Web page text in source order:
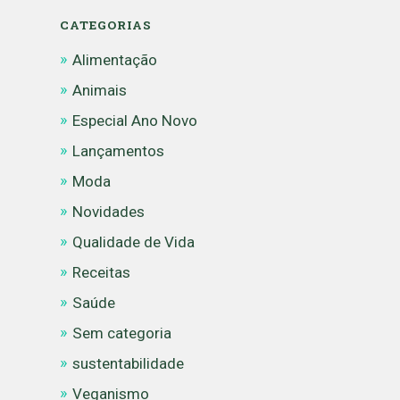
CATEGORIAS
Alimentação
Animais
Especial Ano Novo
Lançamentos
Moda
Novidades
Qualidade de Vida
Receitas
Saúde
Sem categoria
sustentabilidade
Veganismo